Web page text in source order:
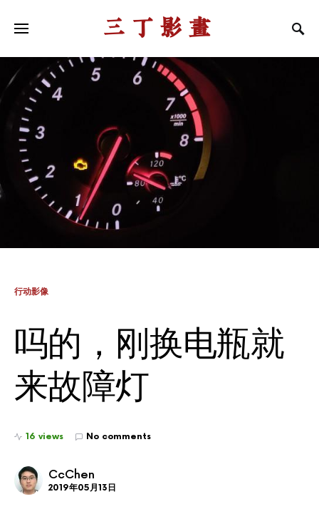
三丁影画
行动影像
吗的，刚换电瓶就
来故障灯
16 views No comments
CcChen
2019年05月13日